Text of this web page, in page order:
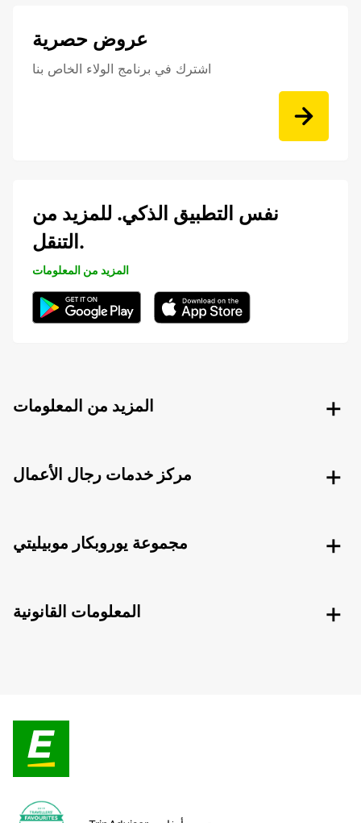
عروض حصرية
اشترك في برنامج الولاء الخاص بنا
نفس التطبيق الذكي. للمزيد من
التنقل.
المزيد من المعلومات
المزيد من المعلومات
مركز خدمات رجال الأعمال
مجموعة يوروبكار موبيليتي
المعلومات القانونية